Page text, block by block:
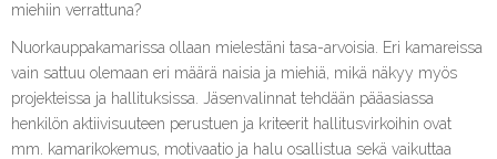
miehiin verrattuna?
Nuorkauppakamarissa ollaan mielestäni tasa-arvoisia. Eri kamareissa
vain sattuu olemaan eri määrä naisia ja miehiä, mikä näkyy myös
projekteissa ja hallituksissa. Jäsenvalinnat tehdään pääasiassa
henkilön aktiivisuuteen perustuen ja kriteerit hallitusvirkoihin ovat
mm. kamarikokemus, motivaatio ja halu osallistua sekä vaikuttaa